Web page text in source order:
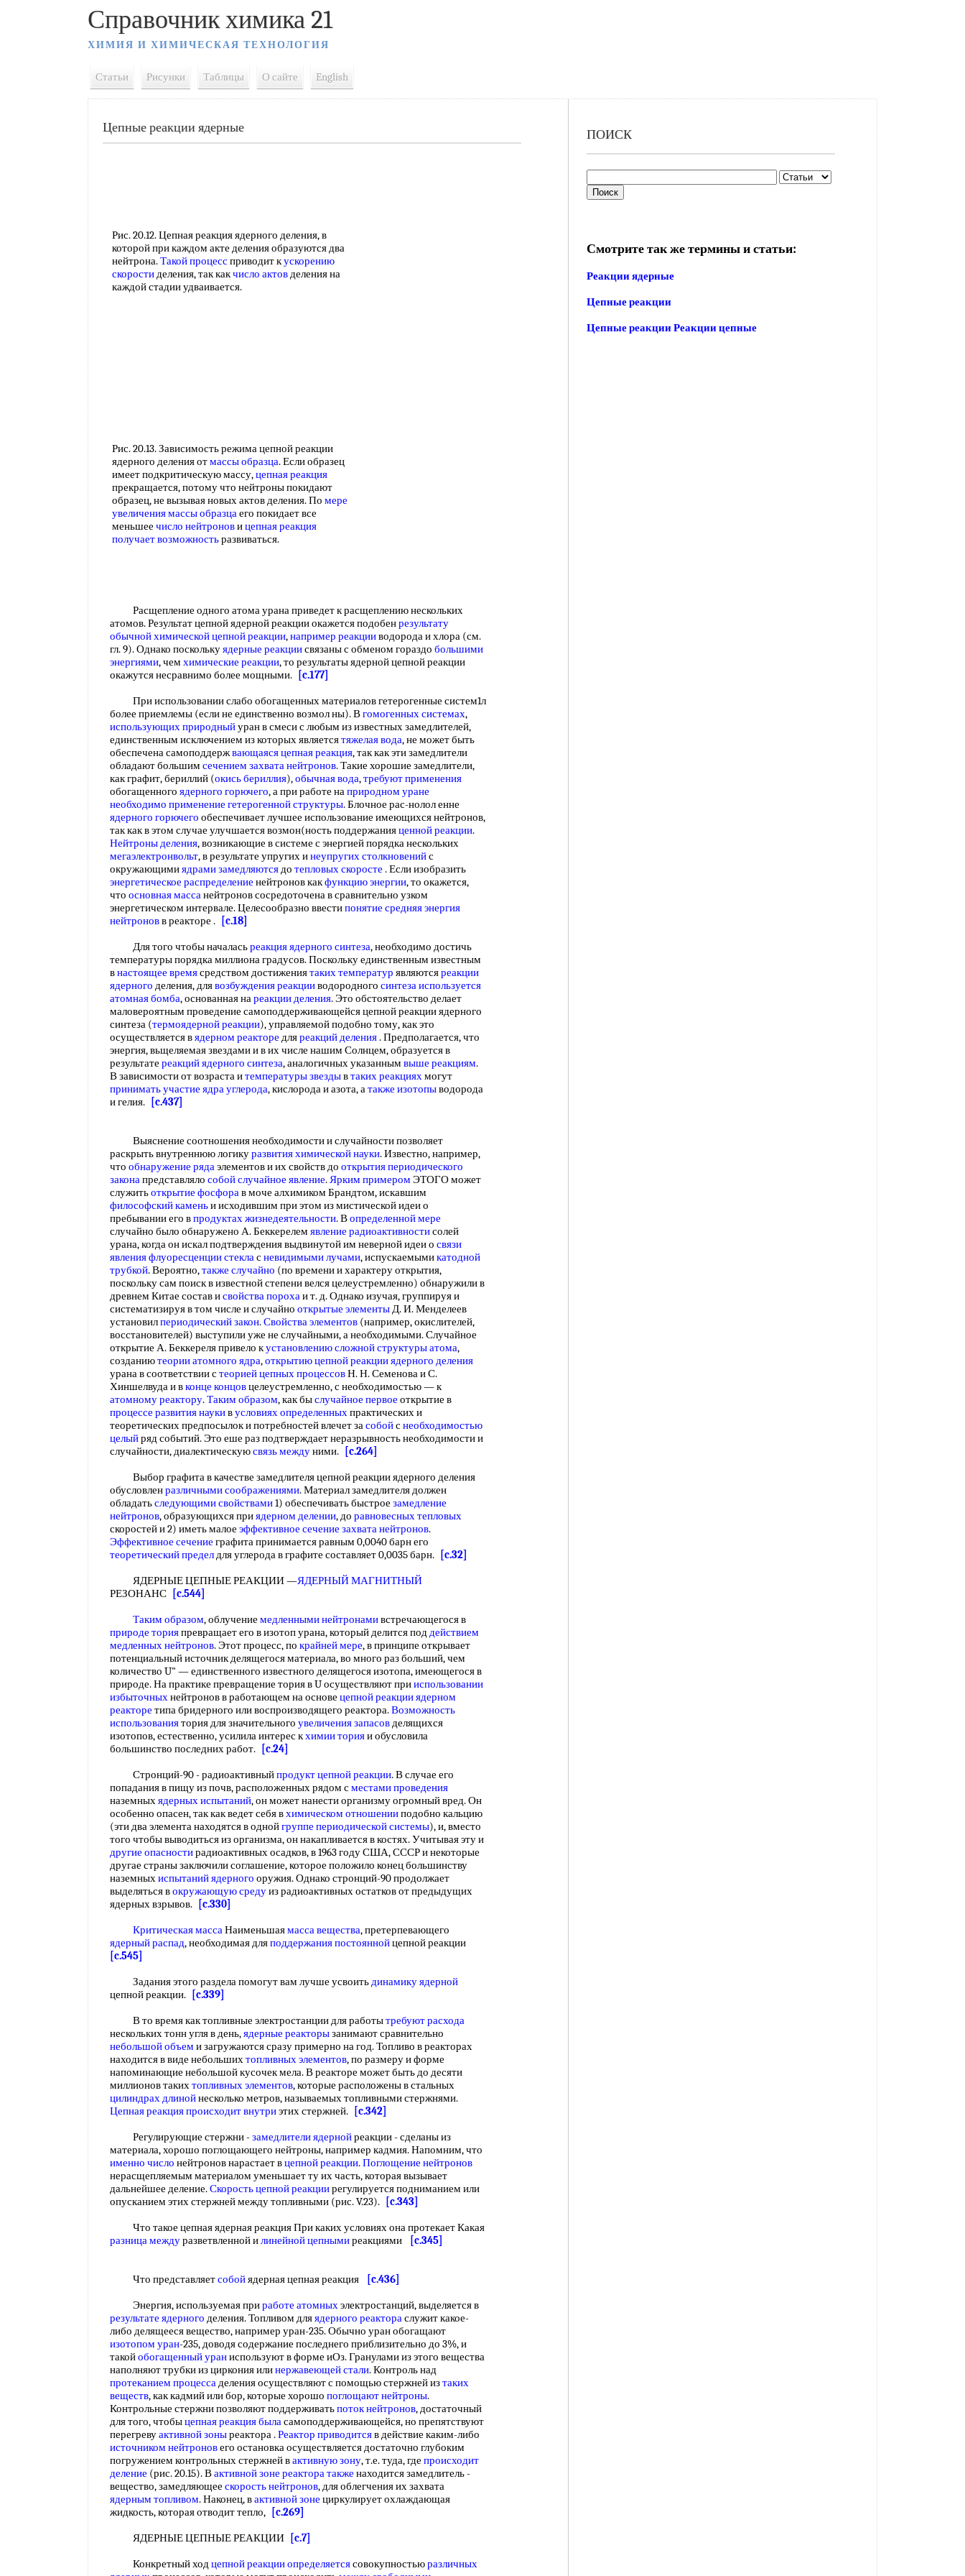
Справочник химика 21
ХИМИЯ И ХИМИЧЕСКАЯ ТЕХНОЛОГИЯ
Статьи Рисунки Таблицы О сайте English
Цепные реакции ядерные
Рис. 20.12. Цепная реакция ядерного деления, в
которой при каждом акте деления образуются два
нейтрона.Такой процессприводит кускорению
скоростиделения, так какчисло актовделения на
каждой стадии удваивается.
Рис. 20.13. Зависимость режима цепной реакции
ядерного деления отмассы образца. Если образец
имеет подкритическую массу,цепная реакция
прекращается, потому что нейтроны покидают
образец, не вызывая новых актов деления. По мере
увеличениямассы образцаего покидает все
меньшее число нейтроновицепная реакция
получает возможностьразвиваться.
Расщепление одного атома урана приведет к расщеплению нескольких
атомов. Результат цепной ядерной реакции окажется подобенрезультату
обычнойхимической цепной реакции,например реакцииводорода и хлора (см.
гл. 9). Однако посколькуядерные реакциисвязаны с обменом гораздо большими
энергиями, чем химические реакции, то результаты ядерной цепной реакции
окажутся несравнимо более мощными.
[c.177]
При использовании слабо обогащенных материалов гетерогенные систем1л
более приемлемы (если не единственно возмол ны). Вгомогенных системах,
использующих природныйуран в смеси с любым из известных замедлителей,
единственным исключением из которых являетсятяжелая вода, не может быть
обеспечена самоподдержвающаясяцепная реакция, так как эти замедлители
обладают большим сечением захвата нейтронов. Такие хорошие замедлители,
как графит, бериллий (окись бериллия),обычная вода,требуют применения
обогащенного ядерного горючего, а при работе наприродном уране
необходимо применение гетерогенной структуры. Блочное рас-нолол енне
ядерного горючего обеспечивает лучшее использование имеющихся нейтронов,
так как в этом случае улучшается возмон(ность поддержанияценной реакции.
Нейтроны деления, возникающие в системе с энергией порядка нескольких
мегаэлектронвольт, в результате упругих инеупругих столкновенийс
окружающимиядрами замедляютсядо тепловых скоросте . Если изобразить
энергетическое распределение нейтронов какфункцию энергии, то окажется,
что основная массанейтронов сосредоточена в сравнительно узком
энергетическом интервале. Целесообразно ввестипонятие средняяэнергия
нейтроновв реакторе .
[c.18]
Для того чтобы началасьреакция ядерного синтеза, необходимо достичь
температуры порядка миллиона градусов. Поскольку единственным известным
внастоящее времясредством достижениятаких температур являютсяреакции
ядерного деления, длявозбуждения реакцииводородного синтеза используется
атомная бомба, основанная нареакции деления. Это обстоятельство делает
маловероятным проведение самоподдерживающейся цепной реакции ядерного
синтеза (термоядерной реакции), управляемой подобно тому, как это
осуществляется вядерном реакторе дляреакций деления. Предполагается, что
энергия, вьщеляемая звездами и в их числе нашим Солнцем, образуется в
результате реакций ядерного синтеза, аналогичных указанным выше реакциям.
В зависимости от возраста итемпературы звездывтаких реакцияхмогут
принимать участие ядра углерода, кислорода и азота, атакже изотопыводорода
и гелия.
[c.437]
Выяснение соотношения необходимости и случайности позволяет
раскрыть внутреннюю логикуразвития химической науки. Известно, например,
что обнаружение рядаэлементов и их свойств до открытия периодического
законапредставляло собойслучайное явление.Ярким примером ЭТОГО может
служитьоткрытие фосфорав моче алхимиком Брандтом, искавшим
философский каменьи исходившим при этом из мистической идеи о
пребывании его впродуктах жизнедеятельности. Вопределенной мере
случайно было обнаружено А. Беккерелем явление радиоактивностисолей
урана, когда он искал подтверждения выдвинутой им неверной идеи о связи
явленияфлуоресценции стекласневидимыми лучами, испускаемымикатодной
трубкой. Вероятно,также случайно (по времени и характеру открытия,
поскольку сам поиск в известной степени велся целеустремленно) обнаружили в
древнем Китае состав исвойства порохаи т. д. Однако изучая, группируя и
систематизируя в том числе и случайно открытые элементыД. И. Менделеев
установилпериодический закон.Свойства элементов (например, окислителей,
восстановителей) выступили уже не случайными, а необходимыми. Случайное
открытие А. Беккереля привело кустановлению сложнойструктуры атома,
созданиютеории атомного ядра,открытию цепной реакцииядерного деления
урана в соответствии стеорией цепных процессовН. Н. Семенова и С.
Хиншелвуда и вконце концовцелеустремленно, с необходимостью — к
атомному реактору.Таким образом, как быслучайное первое открытие в
процессе развития наукивусловиях определенныхпрактических и
теоретических предпосылок и потребностей влечет засобойснеобходимостью
целыйряд событий. Это еше раз подтверждает неразрывность необходимости и
случайности, диалектическуюсвязь междуними.
[c.264]
Выбор графита в качестве замедлителя цепной реакции ядерного деления
обусловленразличными соображениями. Материал замедлителя должен
обладатьследующими свойствами1) обеспечивать быстрое замедление
нейтронов, образующихся приядерном делении, до равновесных тепловых
скоростей и 2) иметь малое эффективное сечение захвата нейтронов.
Эффективное сечение графита принимается равным 0,0040 барн его
теоретический пределдля углерода в графите составляет 0,0035 барн.
[c.32]
ЯДЕРНЫЕ ЦЕПНЫЕ РЕАКЦИИ —ЯДЕРНЫЙ МАГНИТНЫЙ
РЕЗОНАНС
[c.544]
Таким образом, облучение медленными нейтронамивстречающегося в
природе торияпревращает его в изотоп урана, который делится поддействием
медленных нейтронов. Этот процесс, по крайней мере, в принципе открывает
потенциальный источник делящегося материала, во много раз больший, чем
количество U" — единственного известного делящегося изотопа, имеющегося в
природе. На практике превращение тория в U осуществляют прииспользовании
избыточныхнейтронов в работающем на основе цепной реакции ядерном
реакторе типа бридерного или воспроизводящего реактора.Возможность
использованиятория для значительного увеличения запасовделящихся
изотопов, естественно, усилила интерес кхимии торияи обусловила
большинство последних работ.
[c.24]
Стронций-90 - радиоактивныйпродукт цепной реакции. В случае его
попадания в пищу из почв, расположенных рядом сместами проведения
наземныхядерных испытаний, он может нанести организму огромный вред. Он
особенно опасен, так как ведет себя вхимическом отношенииподобно кальцию
(эти два элемента находятся в однойгруппе периодической системы), и, вместо
того чтобы выводиться из организма, он накапливается в костях. Учитывая эту и
другие опасностирадиоактивных осадков, в 1963 году США, СССР и некоторые
другае страны заключили соглашение, которое положило конец большинству
наземныхиспытаний ядерного оружия. Однако стронций-90 продолжает
выделяться вокружающую средуиз радиоактивных остатков от предыдущих
ядерных взрывов.
[c.330]
Критическая массаНаименьшаямасса вещества, претерпевающего
ядерный распад, необходимая дляподдержания постояннойцепной реакции
[c.545]
Задания этого раздела помогут вам лучше усвоитьдинамику ядерной
цепной реакции.
[c.339]
В то время как топливные электростанции для работытребуют расхода
нескольких тонн угля в день,ядерные реакторызанимают сравнительно
небольшой объем и загружаются сразу примерно на год. Топливо в реакторах
находится в виде небольшихтопливных элементов, по размеру и форме
напоминающие небольшой кусочек мела. В реакторе может быть до десяти
миллионов такихтопливных элементов, которые расположены в стальных
цилиндрах длинойнесколько метров, называемых топливными стержнями.
Цепная реакцияпроисходит внутриэтих стержней.
[c.342]
Регулирующие стержни -замедлители ядернойреакции - сделаны из
материала, хорошо поглощающего нейтроны, например кадмия. Напомним, что
именно число нейтронов нарастает вцепной реакции.Поглощение нейтронов
нерасщепляемым материалом уменьшает ту их часть, которая вызывает
дальнейшее деление.Скорость цепной реакциирегулируется подниманием или
опусканием этих стержней между топливными (рис. V.23).
[c.343]
Что такое цепная ядерная реакция При каких условиях она протекает Какая
разница междуразветвленной илинейной цепнымиреакциями [c.345]
Что представляетсобойядерная цепная реакция
[c.436]
Энергия, используемая приработе атомныхэлектростанций, выделяется в
результате ядерного деления. Топливом дляядерного реактораслужит какое-
либо делящееся вещество, например уран-235. Обычно уран обогащают
изотопом уран-235, доводя содержание последнего приблизительно до 3%, и
такойобогащенный ураниспользуют в форме иОз. Гранулами из этого вещества
наполняют трубки из циркония илинержавеющей стали. Контроль над
протеканием процессаделения осуществляют с помощью стержней изтаких
веществ, как кадмий или бор, которые хорошо поглощают нейтроны.
Контрольные стержни позволяют поддерживатьпоток нейтронов, достаточный
для того, чтобыцепная реакциябыласамоподдерживающейся, но препятствуют
перегревуактивной зоныреактора .Реактор приводитсяв действие каким-либо
источником нейтроновего остановка осуществляется достаточно глубоким
погружением контрольных стержней вактивную зону, т.е. туда, где происходит
деление (рис. 20.15). Вактивной зоне реактора также находится замедлитель -
вещество, замедляющее скорость нейтронов, для облегчения их захвата
ядерным топливом. Наконец, вактивной зоне циркулирует охлаждающая
жидкость, которая отводит тепло,
[c.269]
ЯДЕРНЫЕ ЦЕПНЫЕ РЕАКЦИИ
[c.7]
Конкретный ходцепной реакции определяетсясовокупностьюразличных
ПОИСК
Смотрите так же термины и статьи:
Реакции ядерные
Цепные реакции
Цепные реакции Реакции цепные